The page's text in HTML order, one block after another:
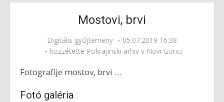
Mostovi, brvi
Digitális gyűjtemény
05.07.2019 16:38
közzétette Pokrajinski arhiv v Novi Gorici
Fotografije mostov, brvi …
Fotó galéria